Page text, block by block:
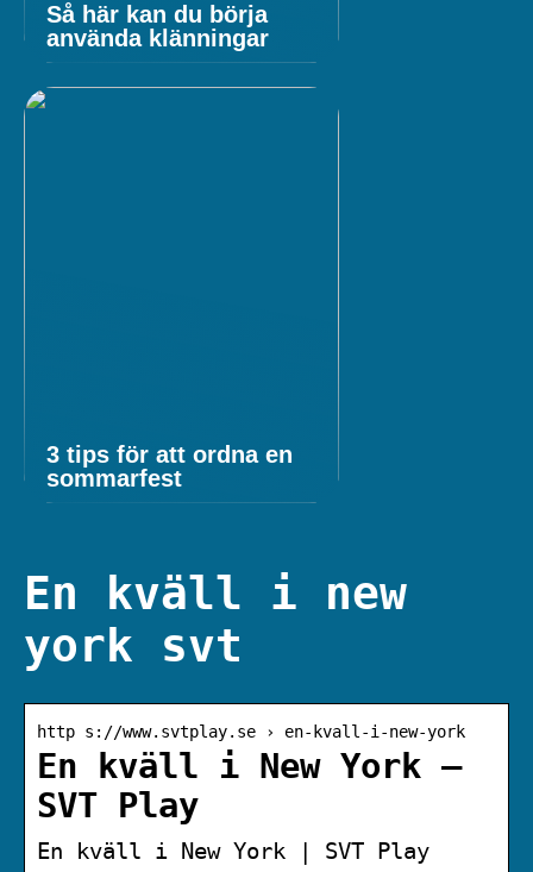
Så här kan du börja
använda klänningar
3 tips för att ordna en
sommarfest
En kväll i new
york svt
http s://www.svtplay.se › en-kvall-i-new-york
En kväll i New York –
SVT Play
En kväll i New York | SVT Play